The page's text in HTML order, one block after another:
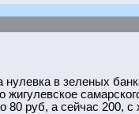
в зеленых
жигулевское
80 руб, а сейчас 200,